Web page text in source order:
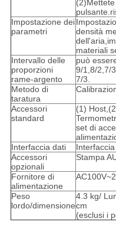
Impostazione dei
parametri
densità
materiali
Intervallo delle
proporzioni
rame-argento
può
9/1,8/2,7/
7/3.
Metodo di
taratura
Accessori
standard
(1)
set di
Interfaccia dati
Accessori
opzionali
Stampa
Fornitore di
alimentazione
Peso
lordo/dimensione
4.3 kg/
cm
(esclusi i